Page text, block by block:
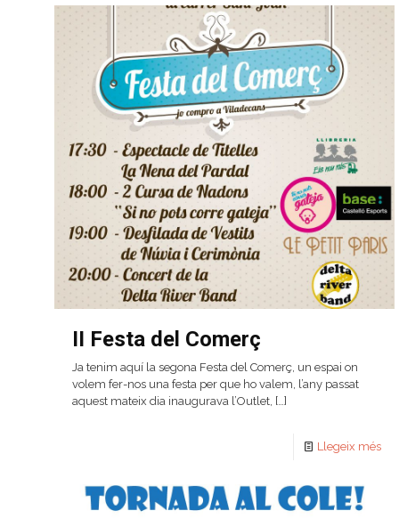
II Festa del Comerç
Ja tenim aquí la segona Festa del Comerç, un espai on
volem fer-nos una festa per que ho valem, l’any passat
aquest mateix dia inaugurava l’Outlet, […]
Llegeix més